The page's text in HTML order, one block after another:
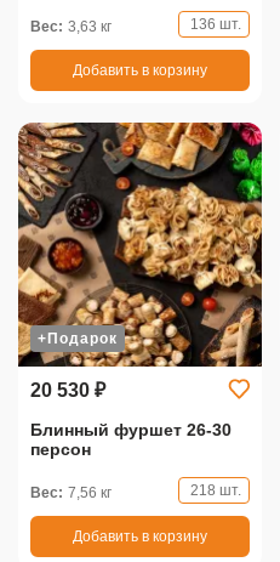
Вес: 3,63 кг 136 шт.
Добавить в корзину
+Подарок
20 530 ₽
Блинный фуршет 26-30
персон
Вес: 7,56 кг 218 шт.
Добавить в корзину